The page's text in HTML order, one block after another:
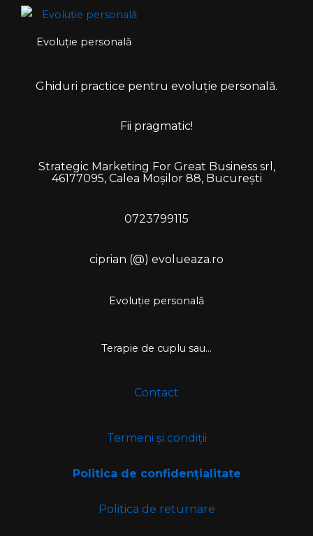
Evoluție personală
Ghiduri practice pentru evoluție personală.
Fii pragmatic!
Strategic Marketing For Great Business srl,
46177095, Calea Moșilor 88, București
0723799115
ciprian (@) evolueaza.ro
Evoluție personală
Terapie de cuplu sau...
Contact
Termeni și condiții
Politica de confidențialitate
Politica de returnare